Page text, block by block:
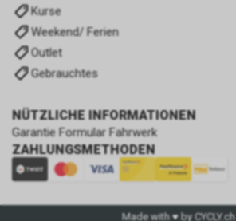
Kurse
Weekend/ Ferien
Outlet
Gebrauchtes
NÜTZLICHE INFORMATIONEN
Garantie Formular Fahrwerk
ZAHLUNGSMETHODEN
Made with ♥ by CYCLY.ch